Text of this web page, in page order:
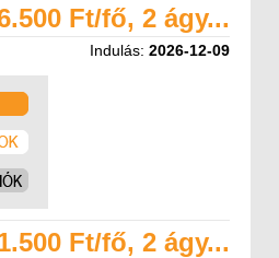
Ft/fő, 2 ágy...
Indulás: 2026-12-09
Ft/fő, 2 ágy...